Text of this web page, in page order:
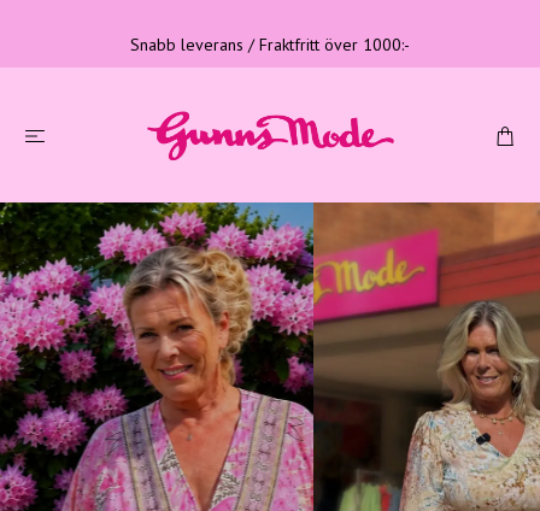
Snabb leverans / Fraktfritt över 1000:-
Tre generationer
Familjeföretag med lång erfarenhet
LÄS MER